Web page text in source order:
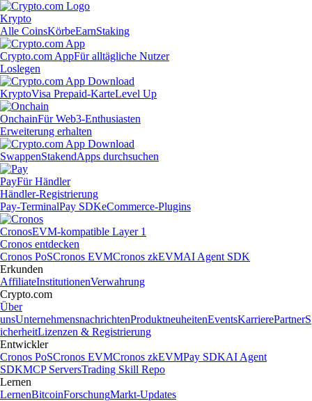
Krypto
Alle CoinsKörbeEarnStaking
Crypto.com AppFür alltägliche Nutzer
Loslegen
KryptoVisa Prepaid-KarteLevel Up
OnchainFür Web3-Enthusiasten
Erweiterung erhalten
SwappenStakendApps durchsuchen
PayFür Händler
Händler-Registrierung
Pay-TerminalPay SDKeCommerce-Plugins
CronosEVM-kompatible Layer 1
Cronos entdecken
Cronos PoSCronos EVMCronos zkEVMAI Agent SDK
Erkunden
AffiliateInstitutionenVerwahrung
Crypto.com
Über
unsUnternehmensnachrichtenProduktneuheitenEventsKarrierePartnerS
icherheitLizenzen & Registrierung
Entwickler
Cronos PoSCronos EVMCronos zkEVMPay SDKAI Agent
SDKMCP ServersTrading Skill Repo
Lernen
LernenBitcoinForschungMarkt-Updates